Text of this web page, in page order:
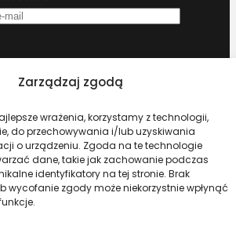
Zarządzaj zgodą
wrażenia, korzystamy z technologii,
do przechowywania i/lub uzyskiwania
o urządzeniu. Zgoda na te technologie
dane, takie jak zachowanie podczas
identyfikatory na tej stronie. Brak
wycofanie zgody może niekorzystnie wpłynąć
że przeczytałem i akceptuję
z serwisu
dystrybutorem?
& Code by Foxstudio.eu